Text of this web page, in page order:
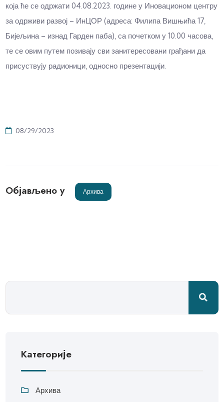
која ће се одржати 04.08.2023. године у Иновационом центру
за одрживи развој – ИнЦОР (адреса: Филипа Вишњића 17,
Бијељина – изнад Гарден паба), са почетком у 10.00 часова,
те се овим путем позивају сви занитересовани грађани да
присуствују радионици, односно презентацији.
08/29/2023
Објављено у Архива
Категорије
Архива